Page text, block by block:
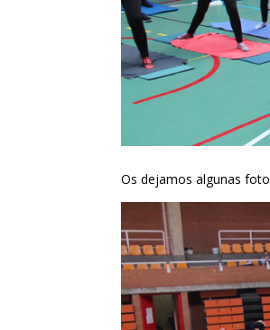
Os dejamos algunas